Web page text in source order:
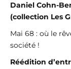
Daniel Cohn-
(collection Les
Mai 68 : où le
société !
Réédition